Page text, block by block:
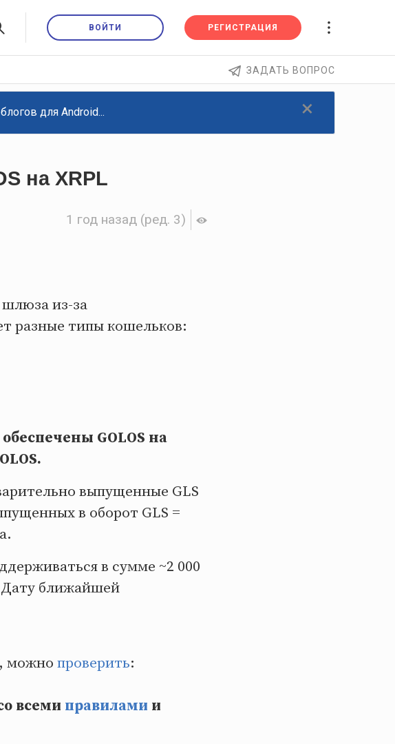
ВОЙТИ РЕГИСТРАЦИЯ
ЗАДАТЬ ВОПРОС
×
для Android...
на XRPL
1 год назад (ред. 3)
из-за
разные типы кошельков:
GOLOS на
выпущенные GLS
в оборот GLS =
в сумме ~2 000
Дату ближайшей
можно проверить:
всеми правилами и